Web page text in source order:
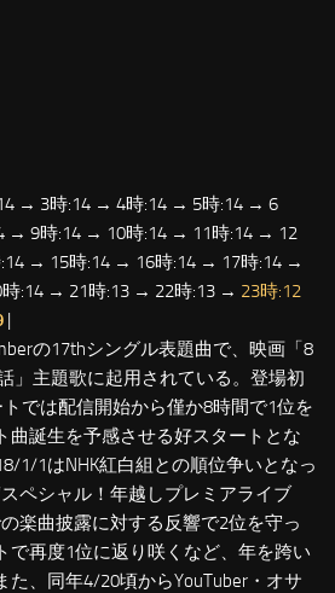
→ 3時:14 → 4時:14 → 5時:14 → 6
→ 9時:14 → 10時:14 → 11時:14 → 12
→ 15時:14 → 16時:14 → 17時:14 →
:14 → 21時:13 → 22時:13 → 23時:12
|
の17thシングル表題曲で、映画「8
」主題歌に起用されている。登場初
では配信開始から僅か8時間で1位を
曲誕生を予感させる好スタートとな
1/1はNHK紅白組との順位争いとなっ
スペシャル！年越しプレミアライブ
楽曲披露に対する反響で2位を守っ
で再度1位に返り咲くなど、年を跨い
た、同年4/20頃からYouTuber・オサ